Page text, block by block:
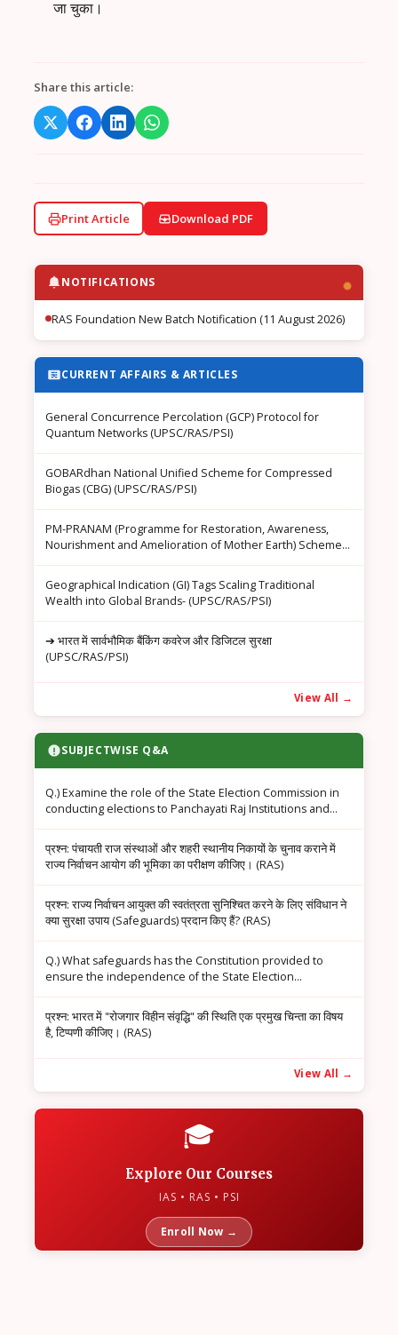
जा चुका।
Share this article:
Print Article Download PDF
NOTIFICATIONS
RAS Foundation New Batch Notification (11 August 2026)
CURRENT AFFAIRS & ARTICLES
General Concurrence Percolation (GCP) Protocol for
Quantum Networks (UPSC/RAS/PSI)
GOBARdhan National Unified Scheme for Compressed
Biogas (CBG) (UPSC/RAS/PSI)
PM-PRANAM (Programme for Restoration, Awareness,
Nourishment and Amelioration of Mother Earth) Scheme
Geographical Indication (GI) Tags Scaling Traditional
Wealth into Global Brands- (UPSC/RAS/PSI)
➔ भारत में सार्वभौमिक बैंकिंग कवरेज और डिजिटल सुरक्षा
(UPSC/RAS/PSI)
View All →
SUBJECTWISE Q&A
Q.) Examine the role of the State Election Commission in
conducting elections to Panchayati Raj Institutions and
प्रश्न: पंचायती राज संस्थाओं और शहरी स्थानीय निकायों के चुनाव कराने में
राज्य निर्वाचन आयोग की भूमिका का परीक्षण कीजिए। (RAS)
प्रश्न: राज्य निर्वाचन आयुक्त की स्वतंत्रता सुनिश्चित करने के लिए संविधान ने
क्या सुरक्षा उपाय (Safeguards) प्रदान किए हैं? (RAS)
Q.) What safeguards has the Constitution provided to
ensure the independence of the State Election
प्रश्न: भारत में "रोजगार विहीन संवृद्धि" की स्थिति एक प्रमुख चिन्ता का विषय
है, टिप्पणी कीजिए। (RAS)
View All →
🎓
Explore Our Courses
IAS • RAS • PSI
Enroll Now →